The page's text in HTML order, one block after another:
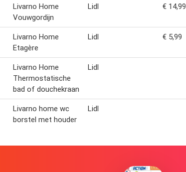
Livarno Home
Vouwgordijn
Lidl € 14,99
Livarno Home
Etagère
Lidl € 5,99
Livarno Home
Thermostatische
bad of douchekraan
Lidl
Livarno home wc
borstel met houder
Lidl